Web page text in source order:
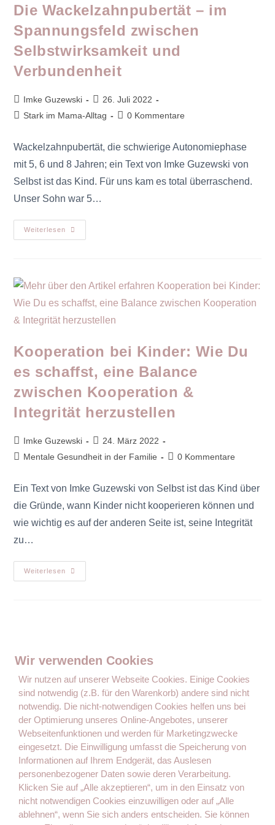
Die Wackelzahnpubertät – im
Spannungsfeld zwischen
Selbstwirksamkeit und
Verbundenheit
Imke Guzewski
26. Juli 2022
Stark im Mama-Alltag
0 Kommentare
Wackelzahnpubertät, die schwierige Autonomiephase
mit 5, 6 und 8 Jahren; ein Text von Imke Guzewski von
Selbst ist das Kind. Für uns kam es total überraschend.
Unser Sohn war 5…
Weiterlesen
Kooperation bei Kinder: Wie Du
es schaffst, eine Balance
zwischen Kooperation &
Integrität herzustellen
Imke Guzewski
24. März 2022
Mentale Gesundheit in der Familie
0 Kommentare
Ein Text von Imke Guzewski von Selbst ist das Kind über
die Gründe, wann Kinder nicht kooperieren können und
wie wichtig es auf der anderen Seite ist, seine Integrität
zu…
Weiterlesen
Der Ratgeber, Wegweiser und die Inspiration von Müttern für
Mütter.
Seiten
Wir verwenden Cookies
Wir nutzen auf unserer Webseite Cookies. Einige Cookies
sind notwendig (z.B. für den Warenkorb) andere sind nicht
notwendig. Die nicht-notwendigen Cookies helfen uns bei
der Optimierung unseres Online-Angebotes, unserer
Webseitenfunktionen und werden für Marketingzwecke
eingesetzt. Die Einwilligung umfasst die Speicherung von
Informationen auf Ihrem Endgerät, das Auslesen
personenbezogener Daten sowie deren Verarbeitung.
Klicken Sie auf „Alle akzeptieren“, um in den Einsatz von
nicht notwendigen Cookies einzuwilligen oder auf „Alle
ablehnen“, wenn Sie sich anders entscheiden. Sie können